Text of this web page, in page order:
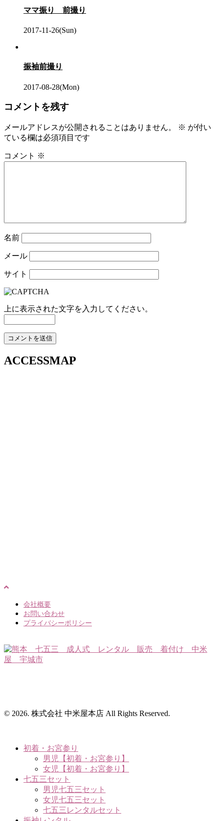
ママ振り 前撮り
2017-11-26(Sun)
振袖前撮り
2017-08-28(Mon)
コメントを残す
メールアドレスが公開されることはありません。 ※ が付い
ている欄は必須項目です
コメント ※
名前
メール
サイト
上に表示された文字を入力してください。
ACCESSMAP
会社概要
お問い合わせ
プライバシーポリシー
© 2026. 株式会社 中米屋本店 All Rights Reserved.
初着・お宮参り
男児【初着・お宮参り】
女児【初着・お宮参り】
七五三セット
男児七五三セット
女児七五三セット
七五三レンタルセット